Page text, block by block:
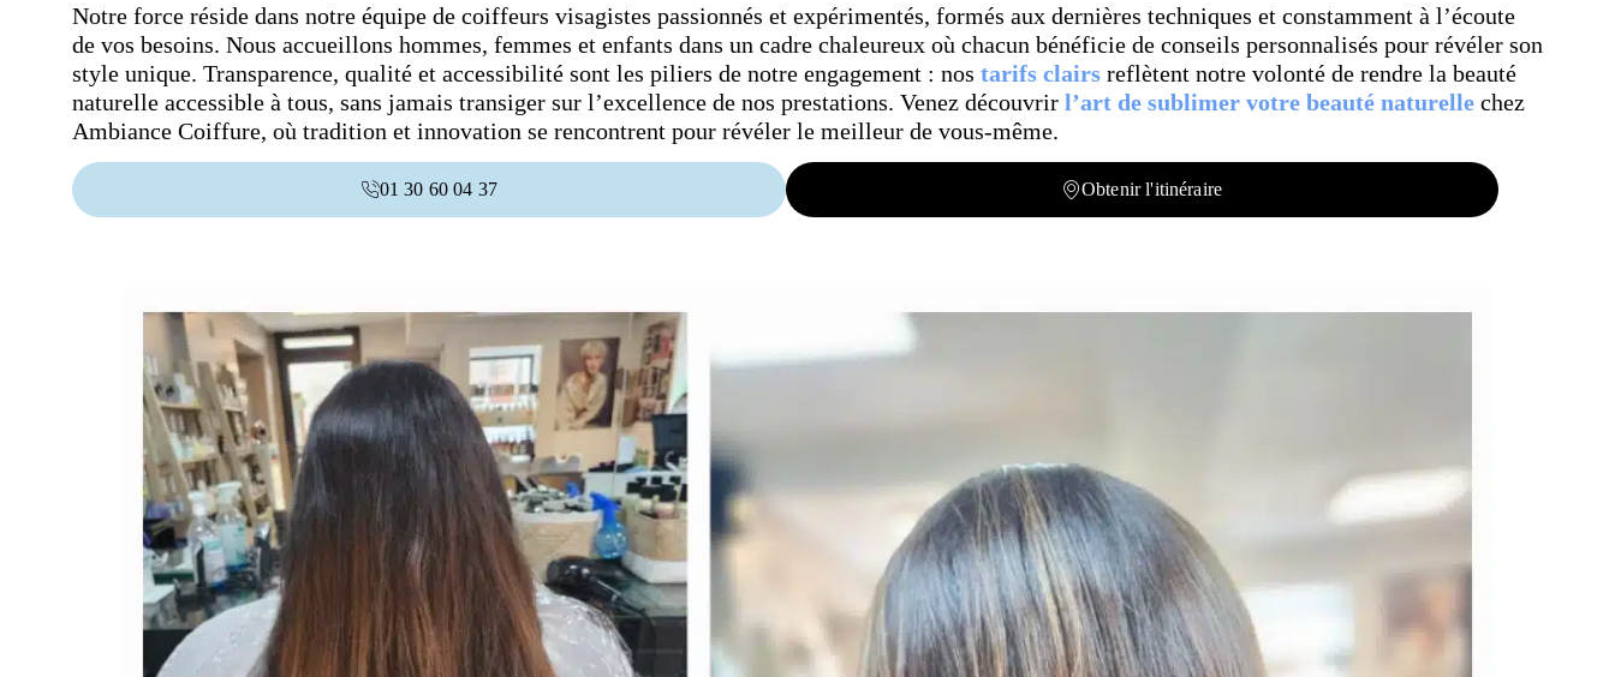
Notre force réside dans notre équipe de coiffeurs visagistes passionnés et expérimentés, formés aux dernières techniques et constamment à l’écoute
de vos besoins. Nous accueillons hommes, femmes et enfants dans un cadre chaleureux où chacun bénéficie de conseils personnalisés pour révéler son
style unique. Transparence, qualité et accessibilité sont les piliers de notre engagement : nos tarifs clairs reflètent notre volonté de rendre la beauté
naturelle accessible à tous, sans jamais transiger sur l’excellence de nos prestations. Venez découvrir l’art de sublimer votre beauté naturelle chez
Ambiance Coiffure, où tradition et innovation se rencontrent pour révéler le meilleur de vous-même.
01 30 60 04 37 Obtenir l'itinéraire